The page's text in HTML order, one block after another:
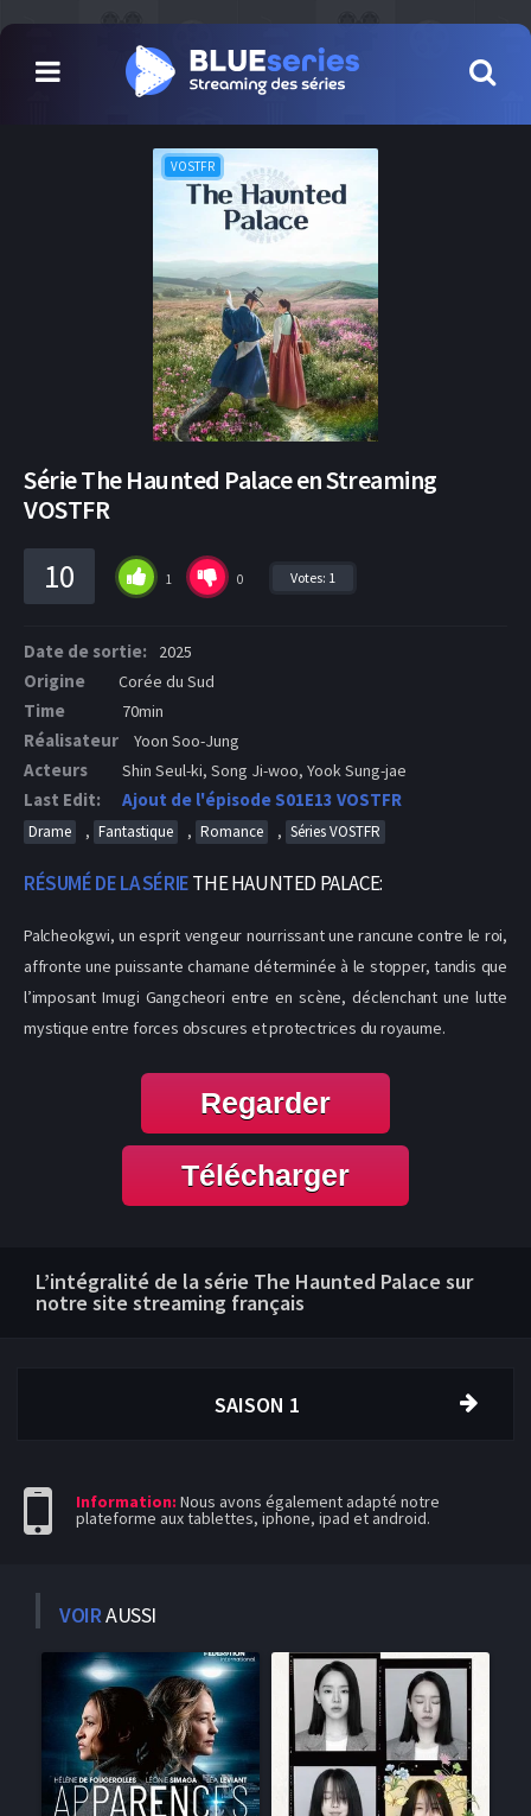
VOSTFR
Série The Haunted Palace en Streaming
VOSTFR
10 1 0 Votes: 1
Date de sortie: 2025
Origine Corée du Sud
Time 70min
Réalisateur Yoon Soo-Jung
Acteurs Shin Seul-ki, Song Ji-woo, Yook Sung-jae
Last Edit: Ajout de l'épisode S01E13 VOSTFR
Drame , Fantastique , Romance , Séries VOSTFR
RÉSUMÉ DE LA SÉRIETHE HAUNTED PALACE:
Palcheokgwi, un esprit vengeur nourrissant une rancune contre le roi,
affronte une puissante chamane déterminée à le stopper, tandis que
l’imposant Imugi Gangcheori entre en scène, déclenchant une lutte
mystique entre forces obscures et protectrices du royaume.
Regarder
Télécharger
L’intégralité de la série The Haunted Palace sur
notre site streaming français
SAISON 1
Information: Nous avons également adapté notre
plateforme aux tablettes, iphone, ipad et android.
VOIRAUSSI